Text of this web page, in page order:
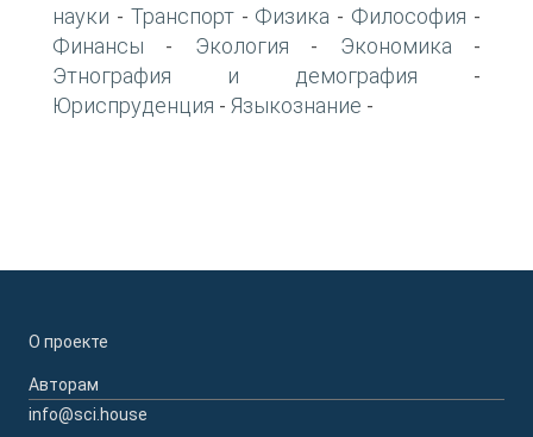
науки - Транспорт- Физика - Философия -
Финансы - Экология - Экономика -
Этнография и демография -
Юриспруденция - Языкознание -
О проекте
Авторам
info@sci.house